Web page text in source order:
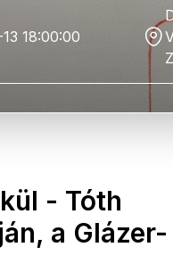
18:00:00
- Tóth
a Glázer-